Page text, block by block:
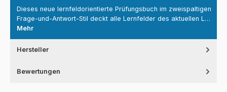
Dieses neue lernfeldorientierte Prüfungsbuch im zweispaltigen
Frage-und-Antwort-Stil deckt alle Lernfelder des aktuellen L…
Mehr
Hersteller
Bewertungen